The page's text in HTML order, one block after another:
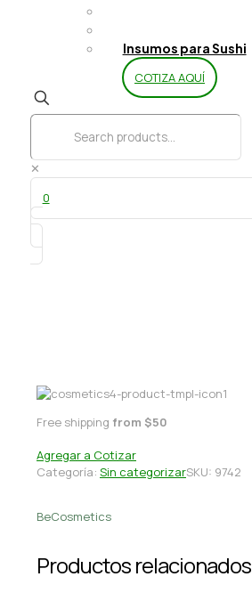
Insumos para Sushi
COTIZA AQUÍ
✕
0
Free shipping from $50
Agregar a Cotizar
Categoría: Sin categorizarSKU: 9742
BeCosmetics
Productos relacionados